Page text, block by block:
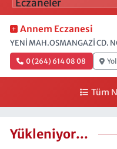
Annem Eczanesi
YENİ MAH.OSMANGAZİ CD.
0 (264) 614 08 08
Tüm
Yükleniyor...